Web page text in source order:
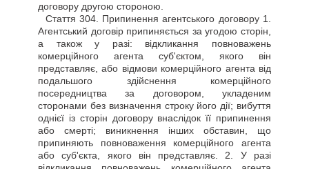
договору другою стороною.
Стаття 304. Припинення агентського договору 1.
Агентський договір припиняється за угодою сторін,
а також у разі: відкликання повноважень
комерційного агента суб'єктом, якого він
представляє, або відмови комерційного агента від
подальшого здійснення комерційного
посередництва за договором, укладеним
сторонами без визначення строку його дії; вибуття
однієї із сторін договору внаслідок її припинення
або смерті; виникнення інших обставин, що
припиняють повноваження комерційного агента
або суб'єкта, якого він представляє. 2. У разі